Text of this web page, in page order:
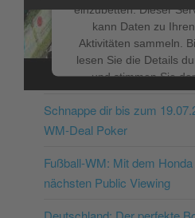
einzubetten. Dieser
kann Daten zu Ihren
Aktivitäten sammeln.
lesen Sie die Details
und stimmen Sie der
Nutzung des Service
dieses Video
Mehr Informationen
NEUESTE BEITRÄGE
Schnappe dir bis zum
WM-Deal Poker
Fußball-WM: Mit dem
nächsten Public Viewing